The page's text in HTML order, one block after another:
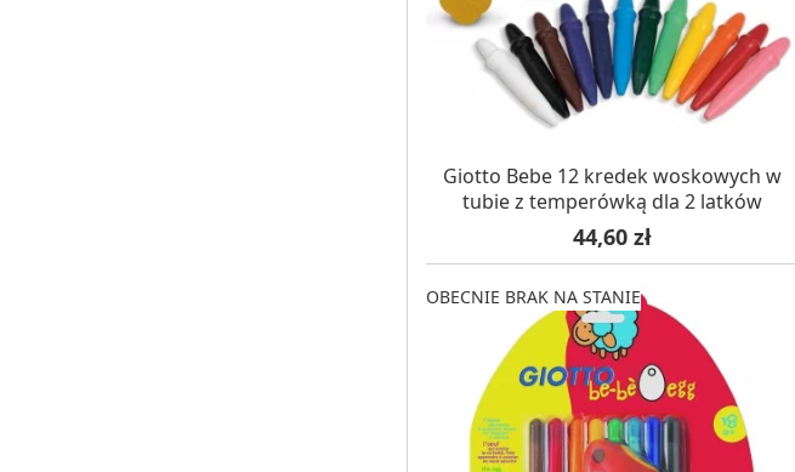
OCZEKUJEMY NA DOSTAWĘ
Giotto Bebe 12 kredek woskowych w
tubie z temperówką dla 2 latków
Cena
44,60 zł
OBECNIE BRAK NA STANIE